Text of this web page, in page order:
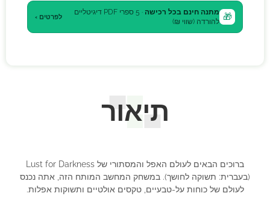
🎁 מתנה חינם בכל רכישה
· 5 ספרי PDF דיגיטליים
להורדה (שווי ₪)
לפרטים ›
תיאור
ברוכים הבאים לעולם האפל והמסתורי של Lust for Darkness
(בעברית: תשוקה לחושך). במשחק המחשב המותח הזה, אתה נכנס
לעולם של כוחות על-טבעיים, טקסים אולטיים ותשוקות אפלות.